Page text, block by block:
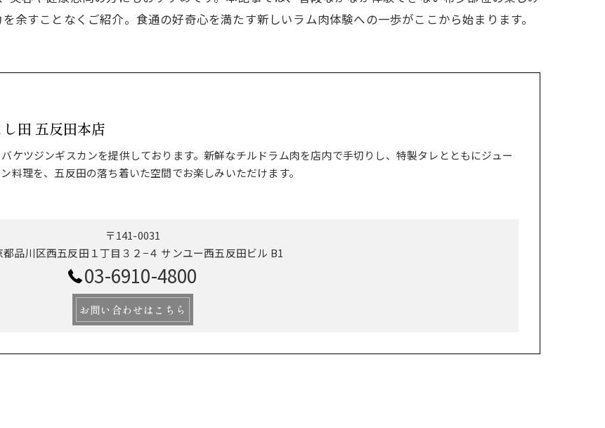
余すことなくご紹介。食通の好奇心を満たす新しいラム肉体験への一歩がここから始まります。
田 五反田本店
ケツジンギスカンを提供しております。新鮮なチルドラム肉を店内で手切りし、特製タレとともにジュー
料理を、五反田の落ち着いた空間でお楽しみいただけます。
〒141-0031
都品川区西五反田１丁目３２−４ サンユー西五反田ビル B1
03-6910-4800
お問い合わせはこちら